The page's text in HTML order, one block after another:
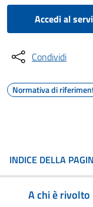
Accedi al
Condividi
Normativa di
INDICE DELLA
A chi è rivolto